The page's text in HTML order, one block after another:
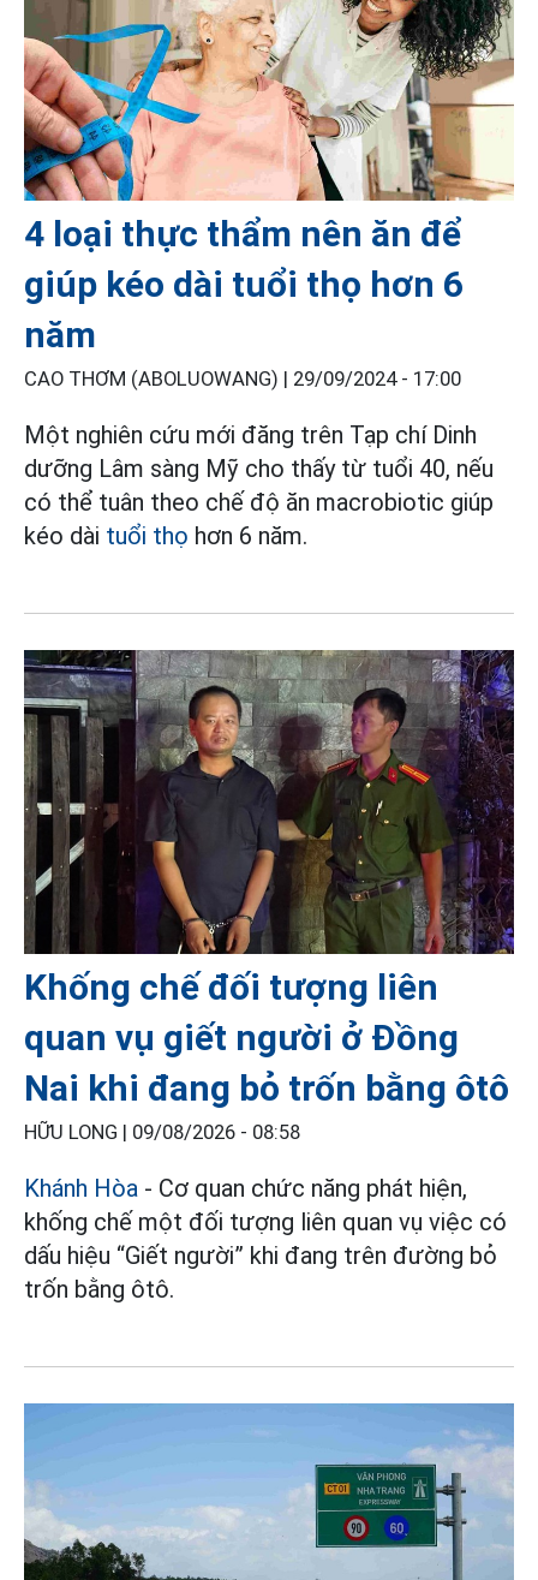
4 loại thực thẩm nên ăn để
giúp kéo dài tuổi thọ hơn 6
năm
CAO THƠM (ABOLUOWANG) | 29/09/2024 - 17:00
Một nghiên cứu mới đăng trên Tạp chí Dinh
dưỡng Lâm sàng Mỹ cho thấy từ tuổi 40, nếu
có thể tuân theo chế độ ăn macrobiotic giúp
kéo dài tuổi thọ hơn 6 năm.
Khống chế đối tượng liên
quan vụ giết người ở Đồng
Nai khi đang bỏ trốn bằng ôtô
HỮU LONG | 09/08/2026 - 08:58
Khánh Hòa - Cơ quan chức năng phát hiện,
khống chế một đối tượng liên quan vụ việc có
dấu hiệu “Giết người” khi đang trên đường bỏ
trốn bằng ôtô.